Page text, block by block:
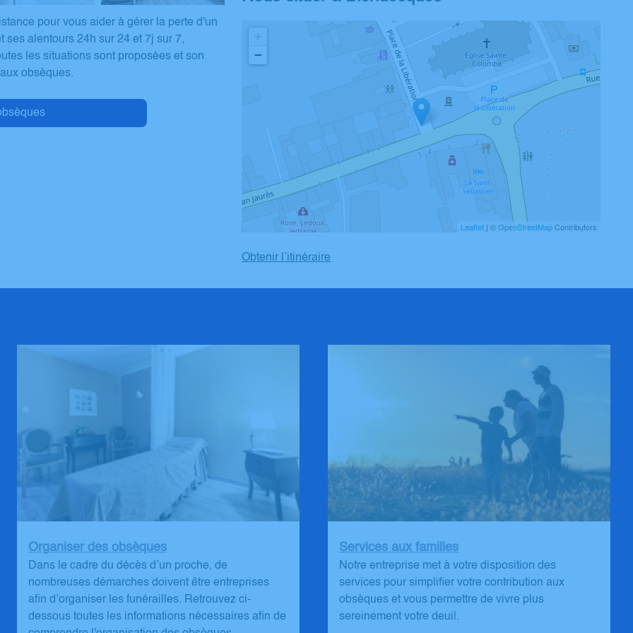
pour vous aider à gérer la perte d'un
alentours 24h sur 24 et 7j sur 7,
les situations sont proposées et son
obsèques.
−
Leaflet | ©OpenStreetMapContributors
Obtenir l’itinéraire
Organiser des obsèques
Dans le cadre du décès d’un proche, de
nombreuses démarches doivent être entreprises
afin d’organiser les funérailles. Retrouvez ci-
dessous toutes les informations nécessaires afin de
Services aux familles
Notre entreprise met à votre disposition des
services pour simplifier votre contribution aux
obsèques et vous permettre de vivre plus
sereinement votre deuil.